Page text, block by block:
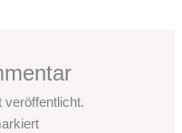
veröffentlicht.